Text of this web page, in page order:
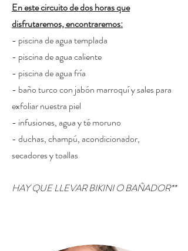
En este circuito de dos horas que
disfrutaremos, encontraremos:
- piscina de agua templada
- piscina de agua caliente
- piscina de agua fría
- baño turco con jabón marroquí y sales para
exfoliar nuestra piel
- infusiones, agua y té moruno
- duchas, champú, acondicionador,
secadores y toallas
HAY QUE LLEVAR BIKINI O BAÑADOR**